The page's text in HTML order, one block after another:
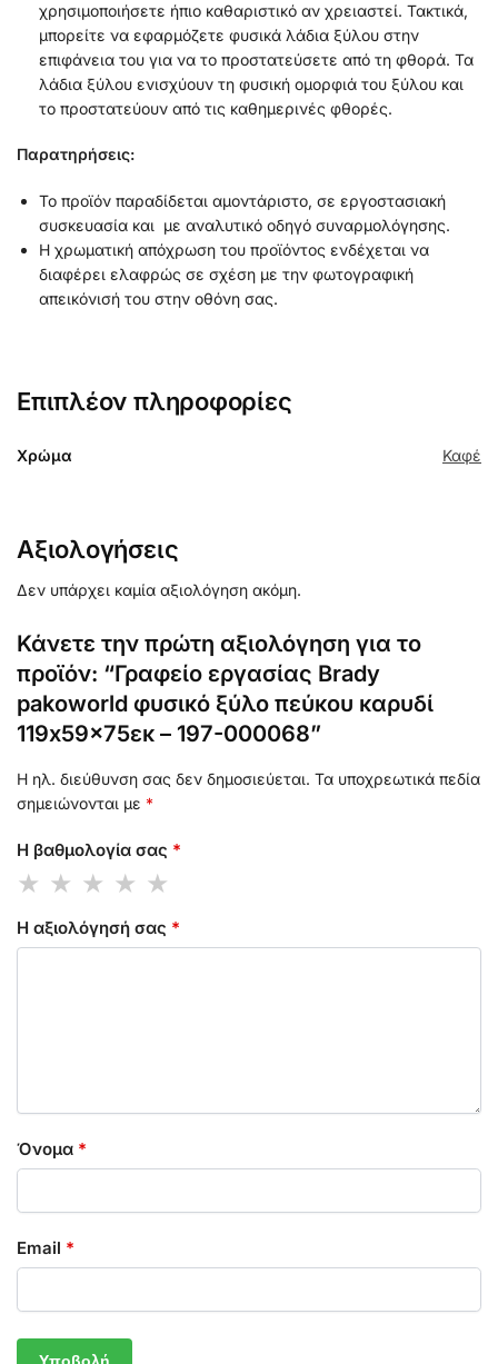
χρησιμοποιήσετε ήπιο καθαριστικό αν χρειαστεί. Τακτικά,
μπορείτε να εφαρμόζετε φυσικά λάδια ξύλου στην
επιφάνεια του για να το προστατεύσετε από τη φθορά. Τα
λάδια ξύλου ενισχύουν τη φυσική ομορφιά του ξύλου και
το προστατεύουν από τις καθημερινές φθορές.
Παρατηρήσεις:
Το προϊόν παραδίδεται αμοντάριστο, σε εργοστασιακή
συσκευασία και με αναλυτικό οδηγό συναρμολόγησης.
Η χρωματική απόχρωση του προϊόντος ενδέχεται να
διαφέρει ελαφρώς σε σχέση με την φωτογραφική
απεικόνισή του στην οθόνη σας.
Επιπλέον πληροφορίες
Χρώμα Καφέ
Αξιολογήσεις
Δεν υπάρχει καμία αξιολόγηση ακόμη.
Κάνετε την πρώτη αξιολόγηση για το
προϊόν: “Γραφείο εργασίας Brady
pakoworld φυσικό ξύλο πεύκου καρυδί
119x59x75εκ – 197-000068”
Η ηλ. διεύθυνση σας δεν δημοσιεύεται. Τα υποχρεωτικά πεδία
σημειώνονται με *
Η βαθμολογία σας *
Η αξιολόγησή σας *
Όνομα *
Email *